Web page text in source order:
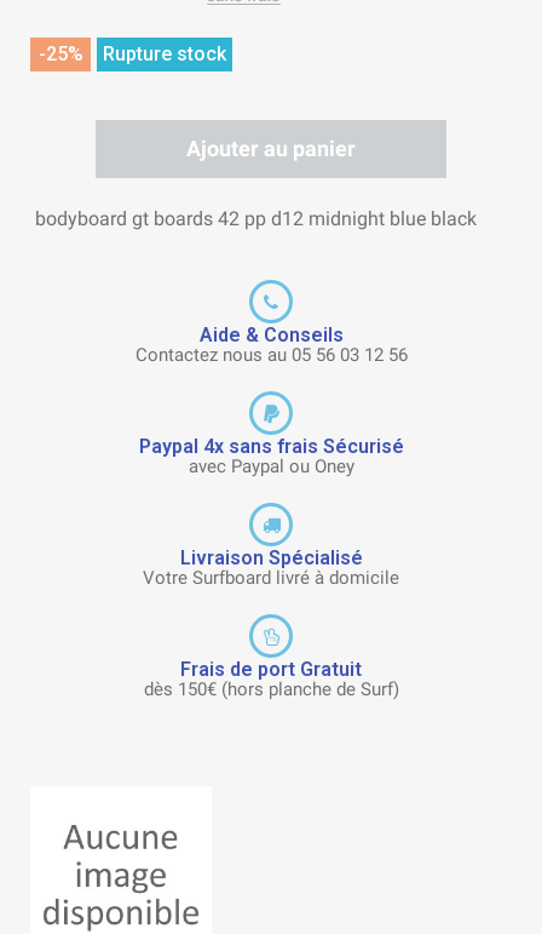
-25% Rupture stock
Ajouter au panier
bodyboard gt boards 42 pp d12 midnight blue black
Aide & Conseils
Contactez nous au 05 56 03 12 56
Paypal 4x sans frais Sécurisé
avec Paypal ou Oney
Livraison Spécialisé
Votre Surfboard livré à domicile
Frais de port Gratuit
dès 150€ (hors planche de Surf)